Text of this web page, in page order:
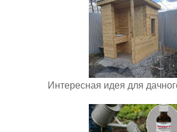
Интересная идея для